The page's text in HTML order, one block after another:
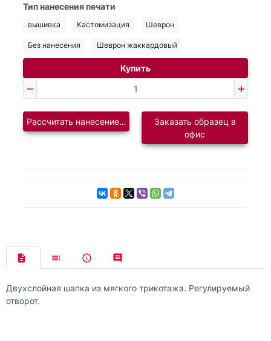
Тип нанесения печати
вышивка Кастомизация Шеврон
Без нанесения Шеврон жаккардовый
Купить
Рассчитать нанесение логотипаЗаказать образец в
офис
Двухслойная шапка из мягкого трикотажа. Регулируемый
отворот.